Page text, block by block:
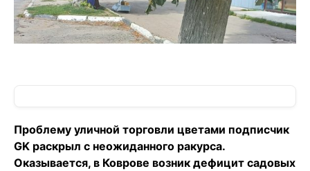
Проблему уличной торговли цветами подписчик
GK раскрыл с неожиданного ракурса.
Оказывается, в Коврове возник дефицит садовых